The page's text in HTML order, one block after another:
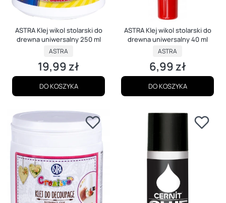
ASTRA Klej wikol stolarski do
drewna uniwersalny 250 ml
PRODUCENT
ASTRA
Cena
19,99 zł
DO KOSZYKA
ASTRA Klej wikol stolarski do
drewna uniwersalny 40 ml
PRODUCENT
ASTRA
Cena
6,99 zł
DO KOSZYKA